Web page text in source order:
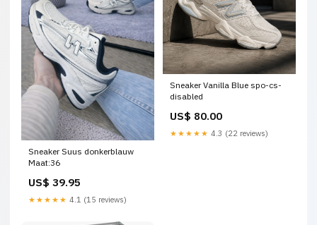
Sneaker Suus donkerblauw
Maat:36
US$ 39.95
★★★★★ 4.1 (15 reviews)
Sneaker Vanilla Blue spo-cs-
disabled
US$ 80.00
★★★★★ 4.3 (22 reviews)